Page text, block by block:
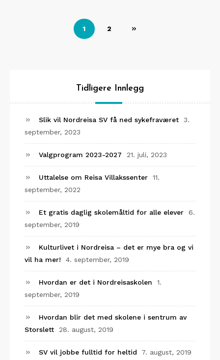
Sidepaginering
1 2
Tidligere Innlegg
Slik vil Nordreisa SV få ned sykefraværet
3.
september, 2023
Valgprogram 2023-2027 21. juli, 2023
Uttalelse om Reisa Villakssenter
11.
september, 2022
Et gratis daglig skolemåltid for alle elever
6.
september, 2019
Kulturlivet i Nordreisa – det er mye bra og vi
vil ha mer!
4. september, 2019
Hvordan er det i Nordreisaskolen
1.
september, 2019
Hvordan blir det med skolene i sentrum av
Storslett
28. august, 2019
SV vil jobbe fulltid for heltid 7. august, 2019